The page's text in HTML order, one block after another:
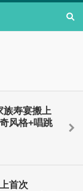
族寿宴搬上
风格+唱跳
首次